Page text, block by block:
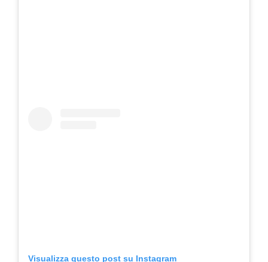
Visualizza questo post su Instagram